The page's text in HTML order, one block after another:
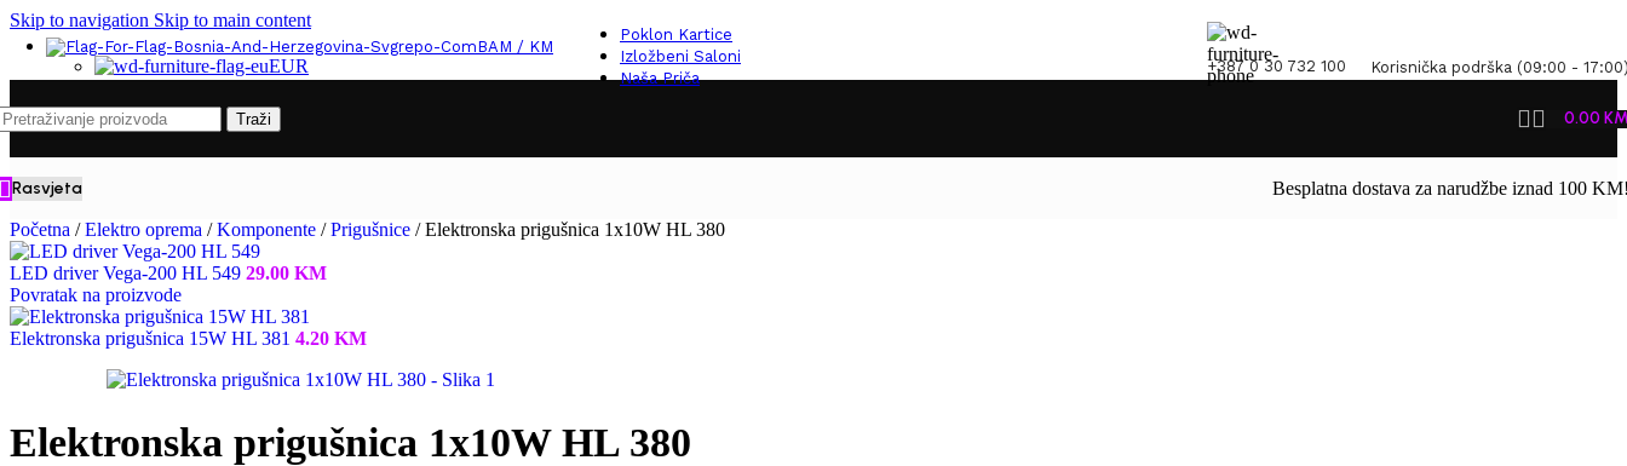
Skip to navigation Skip to main content
BAM / KM
EUR
Poklon Kartice
Izložbeni Saloni
Naša Priča
+387 0 30 732 100 Korisnička podrška (09:00 -
Traži 0.00
Rasvjeta Besplatna dostava za narudžbe iznad 100
Početna / Elektro oprema / Komponente / Prigušnice / Elektronska prigušnica 1x10W HL 380
LED driver Vega-200 HL 549 29.00 KM
Povratak na proizvode
Elektronska prigušnica 15W HL 381 4.20 KM
Elektronska prigušnica 1x10W HL 380